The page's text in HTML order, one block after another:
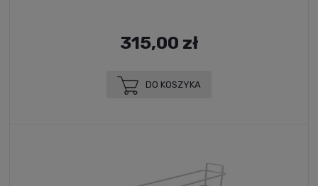
315,00 zł
DO KOSZYKA